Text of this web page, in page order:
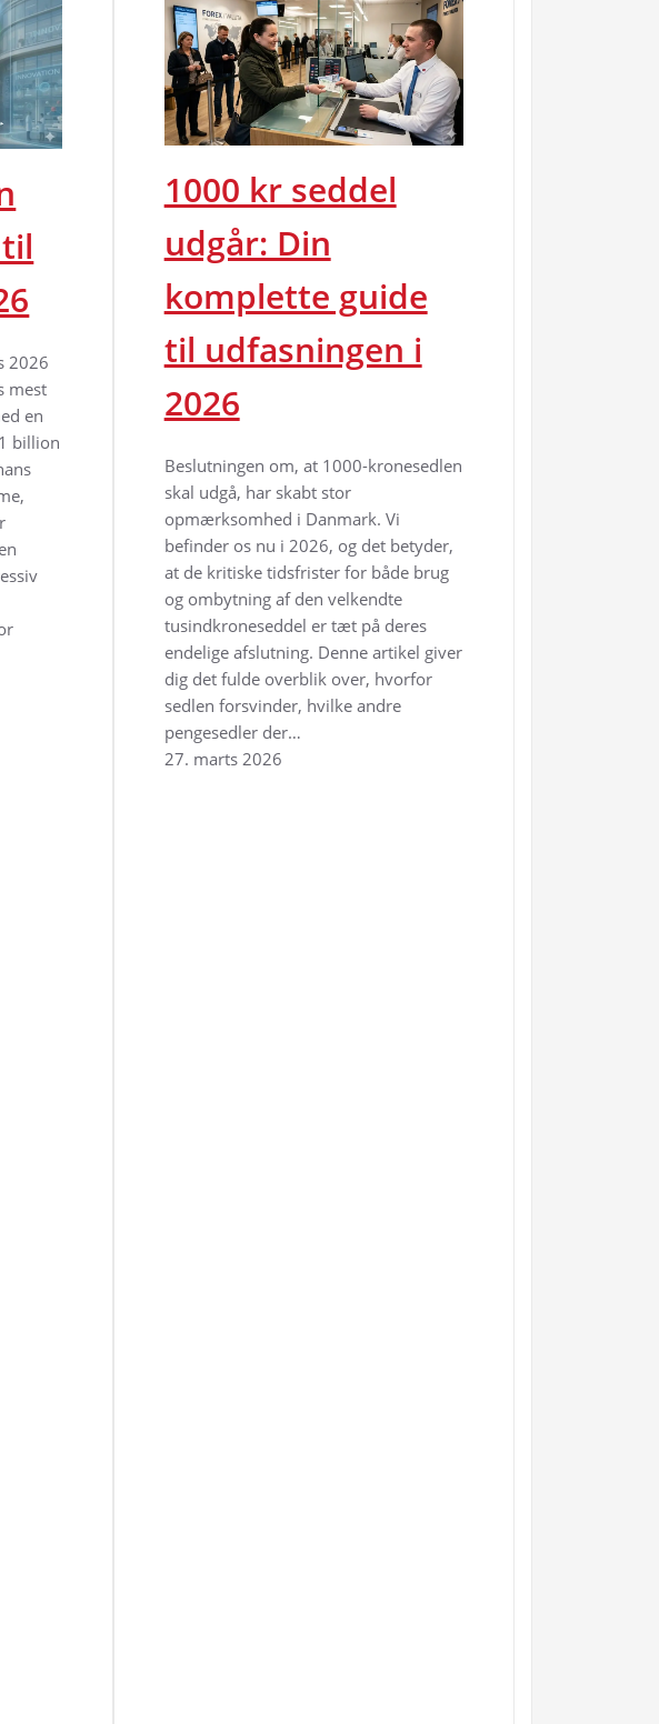
2026
mest
en
billion
1000 kr seddel
udgår: Din
komplette guide
til udfasningen i
2026
Beslutningen om, at 1000-kronesedlen
skal udgå, har skabt stor
opmærksomhed i Danmark. Vi
befinder os nu i 2026, og det betyder,
at de kritiske tidsfrister for både brug
og ombytning af den velkendte
tusindkroneseddel er tæt på deres
endelige afslutning. Denne artikel giver
dig det fulde overblik over, hvorfor
sedlen forsvinder, hvilke andre
pengesedler der…
27. marts 2026